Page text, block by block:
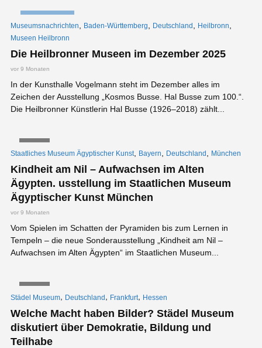
Museumsnachrichten Baden-Württemberg Deutschland Heilbronn
Museen Heilbronn
Die Heilbronner Museen im Dezember 2025
vor 9 Monaten
In der Kunsthalle Vogelmann steht im Dezember alles im
Zeichen der Ausstellung „Kosmos Busse. Hal Busse zum 100.“.
Die Heilbronner Künstlerin Hal Busse (1926–2018) zählt...
Staatliches Museum Ägyptischer Kunst Bayern Deutschland München
Kindheit am Nil – Aufwachsen im Alten
Ägypten. usstellung im Staatlichen Museum
Ägyptischer Kunst München
vor 9 Monaten
Vom Spielen im Schatten der Pyramiden bis zum Lernen in
Tempeln – die neue Sonderausstellung „Kindheit am Nil –
Aufwachsen im Alten Ägypten“ im Staatlichen Museum...
Städel Museum, Deutschland, Frankfurt, Hessen
Welche Macht haben Bilder? Städel Museum
diskutiert über Demokratie, Bildung und
Teilhabe